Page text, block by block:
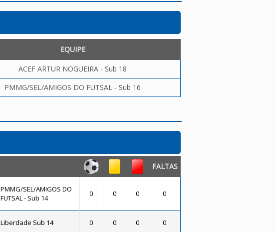
EQUIPE
ACEF ARTUR NOGUEIRA - Sub 18
PMMG/SEL/AMIGOS DO FUTSAL - Sub 16
FALTAS
PMMG/SEL/AMIGOS DO
FUTSAL - Sub 14
0 0 0 0
Liberdade Sub 14 0 0 0 0